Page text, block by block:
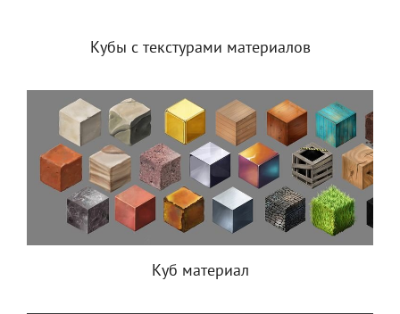
Кубы с текстурами материалов
Куб материал